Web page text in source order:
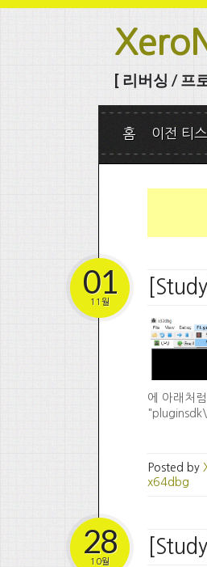
[ 리버싱 / 프
홈 이전 티
01
11월
에 아래처
Posted by
x64dbg
28
10월